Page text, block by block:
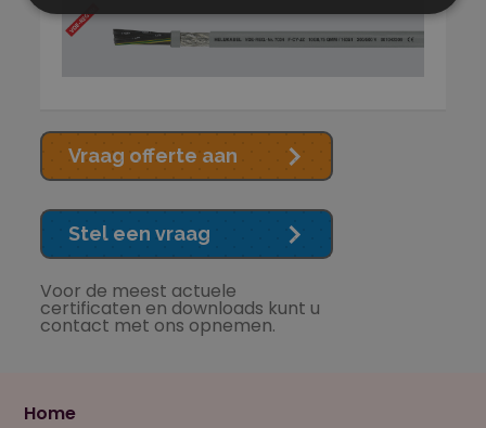
Vraag offerte aan
Stel een vraag
Voor de meest actuele
certificaten en downloads kunt u
contact met ons opnemen.
Home